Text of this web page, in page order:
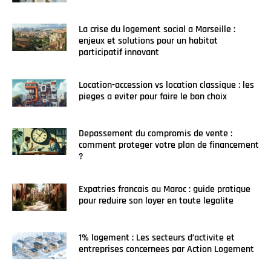
La crise du logement social a Marseille :
enjeux et solutions pour un habitat
participatif innovant
Location-accession vs location classique : les
pieges a eviter pour faire le bon choix
Depassement du compromis de vente :
comment proteger votre plan de financement
?
Expatries francais au Maroc : guide pratique
pour reduire son loyer en toute legalite
1% logement : Les secteurs d’activite et
entreprises concernees par Action Logement